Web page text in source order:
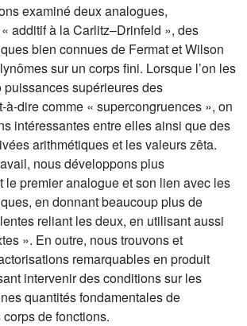
examiné deux analogues,
additif à la Carlitz–Drinfeld », des
bien connues de Fermat et Wilson
sur un corps fini. Lorsque l’on les
supérieures des
à-dire comme « supercongruences », on
intéressantes entre elles ainsi que des
arithmétiques et les valeurs zêta.
nous développons plus
le premier analogue et son lien avec les
en donnant beaucoup plus de
reliant les deux, en utilisant aussi
». En outre, nous trouvons et
remarquables en produit
intervenir des conditions sur les
quantités fondamentales de
corps de fonctions.